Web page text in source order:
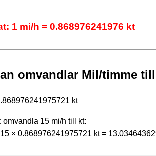
1 mi/h = 0.868976241976 kt
omvandlar Mil/timme
kt
omvandla 15 mi/h till kt:
× 0.868976241975721 kt =